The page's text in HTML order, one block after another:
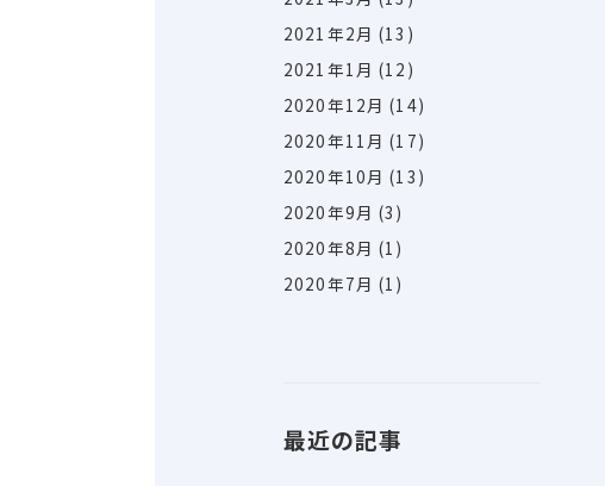
2021年2月 (13)
2021年1月 (12)
2020年12月 (14)
2020年11月 (17)
2020年10月 (13)
2020年9月 (3)
2020年8月 (1)
2020年7月 (1)
最近の記事